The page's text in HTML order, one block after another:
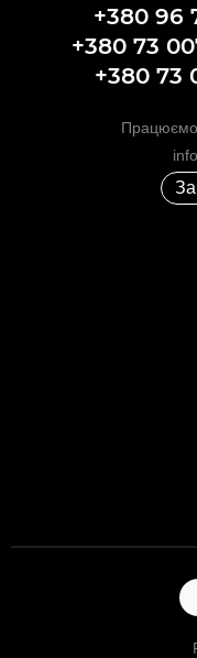
+380 96
+380 73
+380 73